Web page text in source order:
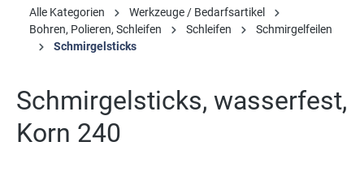
Alle Kategorien
Werkzeuge / Bedarfsartikel
Bohren, Polieren, Schleifen
Schleifen
Schmirgelfeilen
Schmirgelsticks
Schmirgelsticks, wasserfest,
Korn 240